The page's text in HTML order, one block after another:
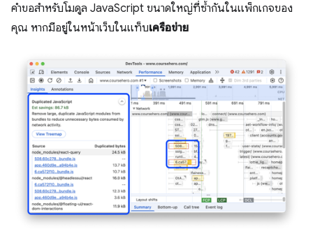
คำขอสำหรับโมดูล JavaScript ขนาดใหญ่ที่ซ้ำกันในแพ็กเกจของ
คุณ หากมีอยู่ในหน้าเว็บในแท็บเครือข่าย